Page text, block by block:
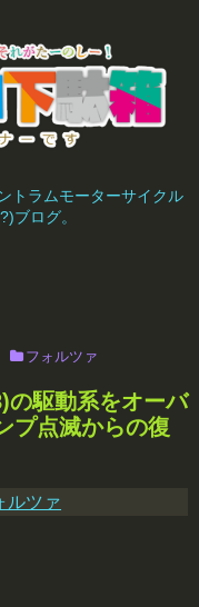
トラムモーターサイクル
ブログ。
フォルツァ
の駆動系をオーバ
プ点滅からの復
ルツァ